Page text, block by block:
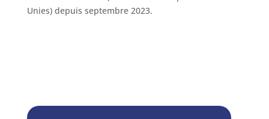
Unies) depuis septembre 2023.